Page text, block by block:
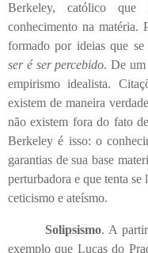
Berkeley, católico
conhecimento na matéria.
formado por ideias que se
ser é ser percebido. De um
empirismo idealista.
existem de maneira
não existem fora do fato
Berkeley é isso: o
garantias de sua base
perturbadora e que tenta
ceticismo e ateísmo.
Solipsismo. A
exemplo que Lucas do